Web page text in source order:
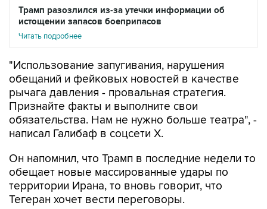
Трамп разозлился из-за утечки информации об
истощении запасов боеприпасов
Читать подробнее
"Использование запугивания, нарушения
обещаний и фейковых новостей в качестве
рычага давления - провальная стратегия.
Признайте факты и выполните свои
обязательства. Нам не нужно больше театра", -
написал Галибаф в соцсети X.
Он напомнил, что Трамп в последние недели то
обещает новые массированные удары по
территории Ирана, то вновь говорит, что
Тегеран хочет вести переговоры.